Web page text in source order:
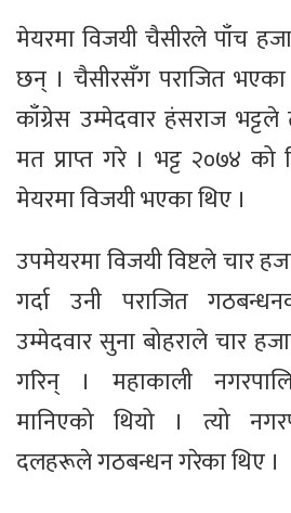
मेयरमा विजयी चैसीरले पाँच
छन् । चैसीरसँग पराजित
काँग्रेस उम्मेदवार हंसराज
मत प्राप्त गरे । भट्ट २०७४ को
मेयरमा विजयी भएका थिए ।
उपमेयरमा विजयी विष्टले चार
गर्दा उनी पराजित
उम्मेदवार सुना बोहराले चार
गरिन् । महाकाली
मानिएको थियो । त्यो
दलहरूले गठबन्धन गरेका थिए ।